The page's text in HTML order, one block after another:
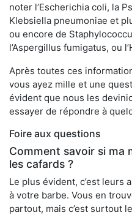
noter l’Escherichia coli, la
Klebsiella pneumoniae et
ou encore de
l’Aspergillus fumigatus, ou
Après toutes ces
vous ayez mille et une
évident que nous les
essayer de répondre à
Foire aux questions
Comment savoir si ma
les cafards ?
Le plus évident, c’est leurs
à votre barbe. Vous en
partout, mais c’est surtout